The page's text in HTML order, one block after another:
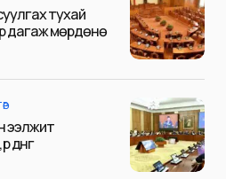
тухай
дагаж мөрдөнө
ээлжит
дүнг